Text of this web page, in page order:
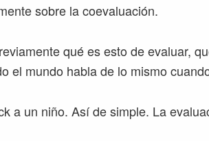
sobre la coevaluación.
qué es esto de evaluar,
el mundo habla de lo mismo
a un niño. Así de simple. La